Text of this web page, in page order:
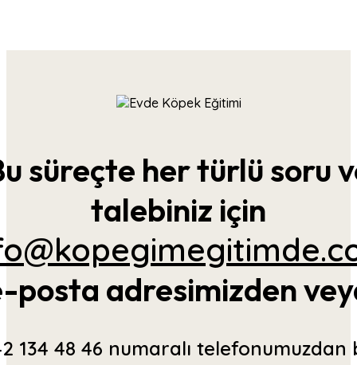
süreçte her türlü soru
talebiniz için
posta adresimizden
134 48 46 numaralı telefonumuzdan